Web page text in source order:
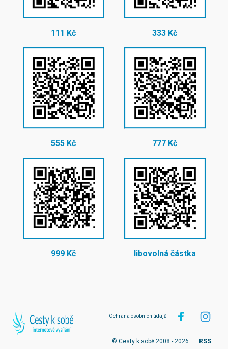
111 Kč 333 Kč
555 Kč 777 Kč
999 Kč libovolná částka
Ochrana osobních údajů
© Cesty k sobě 2008 - 2026 RSS